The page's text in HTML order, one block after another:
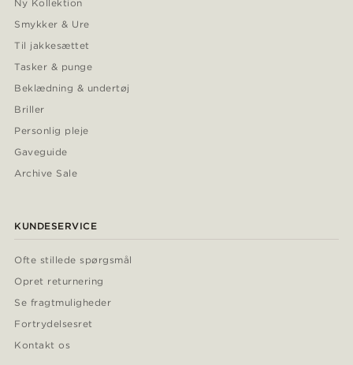
Ny Kollektion
Smykker & Ure
Til jakkesættet
Tasker & punge
Beklædning & undertøj
Briller
Personlig pleje
Gaveguide
Archive Sale
KUNDESERVICE
Ofte stillede spørgsmål
Opret returnering
Se fragtmuligheder
Fortrydelsesret
Kontakt os